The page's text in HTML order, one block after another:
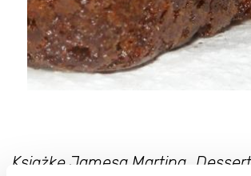
Książkę Jamesa Martina